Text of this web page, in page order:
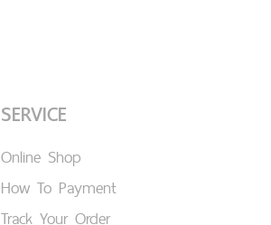
SERVICE
Online Shop
How To Payment
Track Your Order